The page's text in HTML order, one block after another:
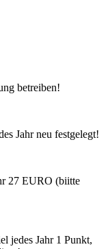
betreiben!
Jahr neu festgelegt!
27 EURO (biitte
jedes Jahr 1 Punkt,